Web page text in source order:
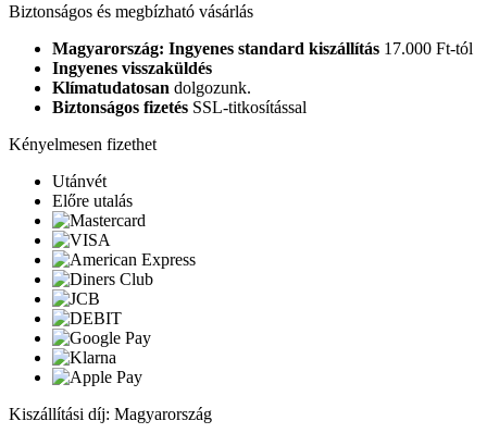
Biztonságos és megbízható vásárlás
Magyarország: Ingyenes standard kiszállítás 17.000 Ft-tól
Ingyenes visszaküldés
Klímatudatosan dolgozunk.
Biztonságos fizetés SSL-titkosítással
Kényelmesen fizethet
Utánvét
Előre utalás
Kiszállítási díj: Magyarország